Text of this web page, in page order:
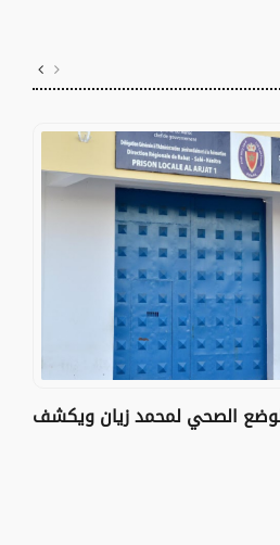
1 يوضح الوضع الصحي لمحمد زيان ويكشف